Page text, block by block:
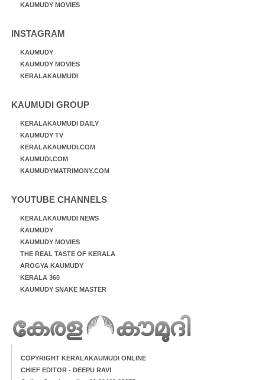
KAUMUDY MOVIES
INSTAGRAM
KAUMUDY
KAUMUDY MOVIES
KERALAKAUMUDI
KAUMUDI GROUP
KERALAKAUMUDI DAILY
KAUMUDY TV
KERALAKAUMUDI.COM
KAUMUDI.COM
KAUMUDYMATRIMONY.COM
YOUTUBE CHANNELS
KERALAKAUMUDI NEWS
KAUMUDY
KAUMUDY MOVIES
THE REAL TASTE OF KERALA
AROGYA KAUMUDY
KERALA 360
KAUMUDY SNAKE MASTER
COPYRIGHT KERALAKAUMUDI ONLINE
CHIEF EDITOR - DEEPU RAVI